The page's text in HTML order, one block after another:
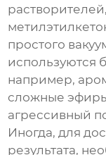
простого
используются
например,
сложные
агрессивный
Иногда, для
результата,